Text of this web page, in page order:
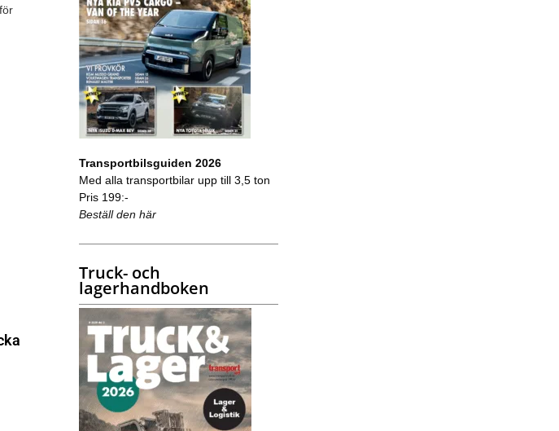
Transportbilsguiden 2026
Med alla transportbilar upp till 3,5 ton
Pris 199:-
Beställ den här
Truck- och
lagerhandboken